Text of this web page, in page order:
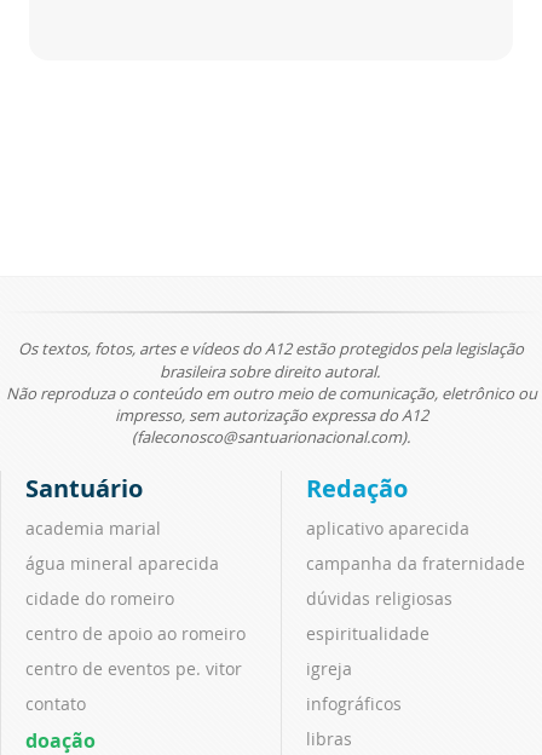
Os textos, fotos, artes e vídeos do A12 estão protegidos pela legislação
brasileira sobre direito autoral.
Não reproduza o conteúdo em outro meio de comunicação, eletrônico ou
impresso, sem autorização expressa do A12
(faleconosco@santuarionacional.com).
Santuário
academia marial
água mineral aparecida
cidade do romeiro
centro de apoio ao romeiro
centro de eventos pe. vitor
contato
doação
Redação
aplicativo aparecida
campanha da fraternidade
dúvidas religiosas
espiritualidade
igreja
infográficos
libras